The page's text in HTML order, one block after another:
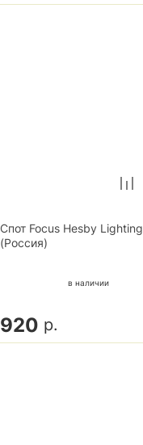
Спот Focus Hesby Lighting
(Россия)
в наличии
920 р.